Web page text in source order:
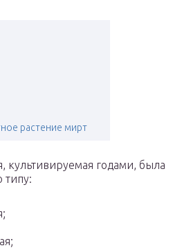
растение мирт
культивируемая годами, была
типу: